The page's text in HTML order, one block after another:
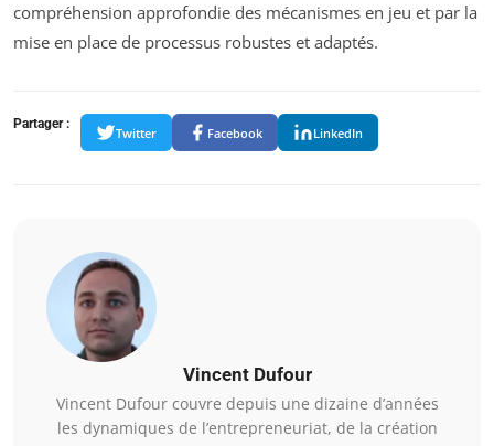
compréhension approfondie des mécanismes en jeu et par la
mise en place de processus robustes et adaptés.
Partager :
Twitter Facebook LinkedIn
Vincent Dufour
Vincent Dufour couvre depuis une dizaine d’années
les dynamiques de l’entrepreneuriat, de la création